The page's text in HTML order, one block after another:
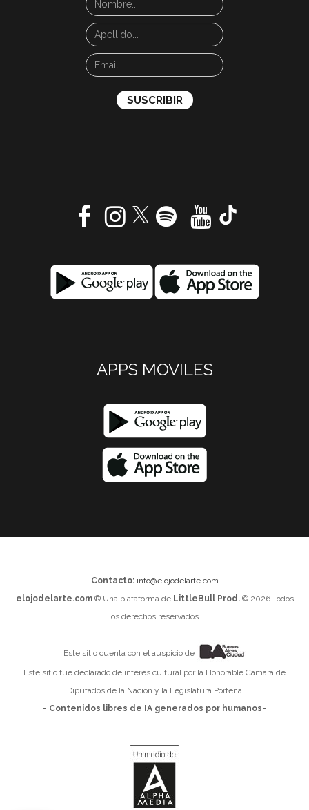
APPS MOVILES
Contacto: info@elojodelarte.com
elojodelarte.com® Una plataforma de LittleBull Prod.© 2026 Todos
los derechos reservados.
Este sitio cuenta con el auspicio de
Este sitio fue declarado de interés cultural por la Honorable Cámara de
Diputados de la Nación y la Legislatura Porteña
- Contenidos libres de IA generados por humanos-